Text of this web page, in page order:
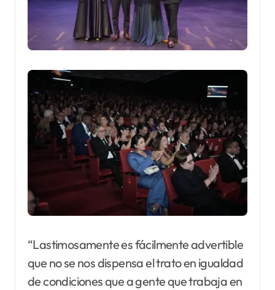
“Lastimosamente es fácilmente advertible
que no se nos dispensa el trato en igualdad
de condiciones que a gente que trabaja en